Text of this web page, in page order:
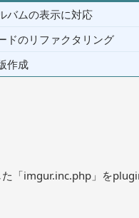
バムの表示に対応
ドのリファクタリング
作成
た「imgur.inc.php」を